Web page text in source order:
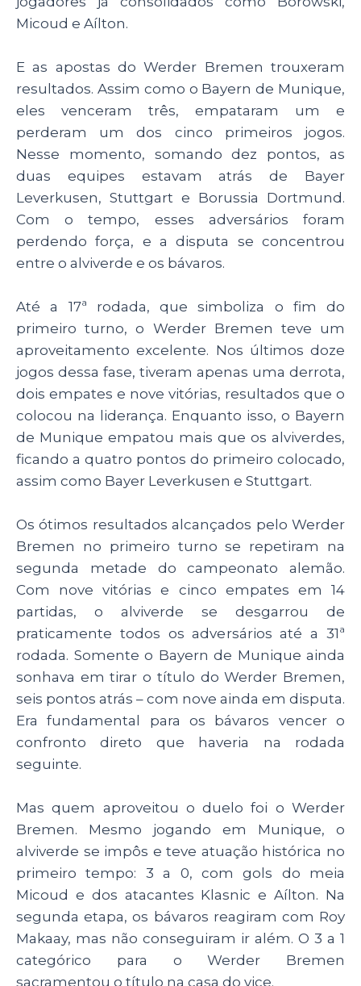
Micoud e Aílton.
E as apostas do Werder Bremen trouxeram
resultados. Assim como o Bayern de Munique,
eles venceram três, empataram um e
perderam um dos cinco primeiros jogos.
Nesse momento, somando dez pontos, as
duas equipes estavam atrás de Bayer
Leverkusen, Stuttgart e Borussia Dortmund.
Com o tempo, esses adversários foram
perdendo força, e a disputa se concentrou
entre o alviverde e os bávaros.
Até a 17ª rodada, que simboliza o fim do
primeiro turno, o Werder Bremen teve um
aproveitamento excelente. Nos últimos doze
jogos dessa fase, tiveram apenas uma derrota,
dois empates e nove vitórias, resultados que o
colocou na liderança. Enquanto isso, o Bayern
de Munique empatou mais que os alviverdes,
ficando a quatro pontos do primeiro colocado,
assim como Bayer Leverkusen e Stuttgart.
Os ótimos resultados alcançados pelo Werder
Bremen no primeiro turno se repetiram na
segunda metade do campeonato alemão.
Com nove vitórias e cinco empates em 14
partidas, o alviverde se desgarrou de
praticamente todos os adversários até a 31ª
rodada. Somente o Bayern de Munique ainda
sonhava em tirar o título do Werder Bremen,
seis pontos atrás – com nove ainda em disputa.
Era fundamental para os bávaros vencer o
confronto direto que haveria na rodada
seguinte.
Mas quem aproveitou o duelo foi o Werder
Bremen. Mesmo jogando em Munique, o
alviverde se impôs e teve atuação histórica no
primeiro tempo: 3 a 0, com gols do meia
Micoud e dos atacantes Klasnic e Aílton. Na
segunda etapa, os bávaros reagiram com Roy
Makaay, mas não conseguiram ir além. O 3 a 1
categórico para o Werder Bremen
sacramentou o título na casa do vice.